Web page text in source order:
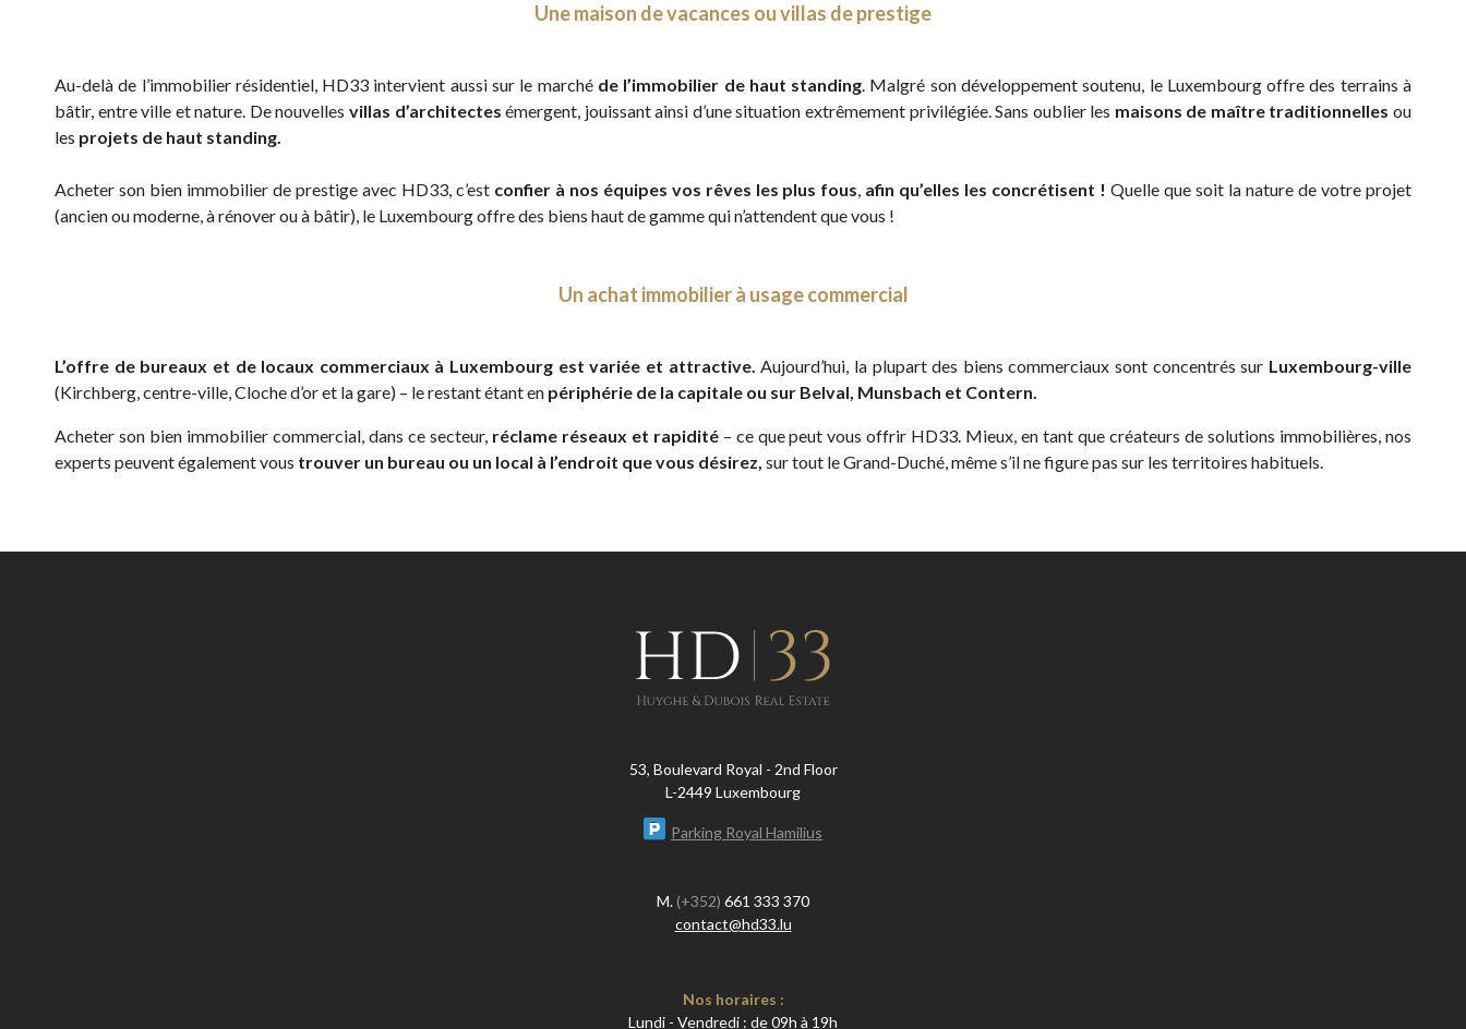
Une maison de vacances ou villas de prestige
Au-delà de l’immobilier résidentiel, HD33 intervient aussi sur le marché de l’immobilier de haut standing. Malgré son développement soutenu, le Luxembourg offre des terrains à
bâtir, entre ville et nature. De nouvelles villas d’architectes émergent, jouissant ainsi d’une situation extrêmement privilégiée. Sans oublier les maisons de maître traditionnellesou
les projets de haut standing.
Acheter son bien immobilier de prestige avec HD33, c’est confier à nos équipes vos rêves les plus fous, afin qu’elles les concrétisent ! Quelle que soit la nature de votre projet
(ancien ou moderne, à rénover ou à bâtir), le Luxembourg offre des biens haut de gamme qui n’attendent que vous !
Un achat immobilier à usage commercial
L’offre de bureaux et de locaux commerciaux à Luxembourg est variée et attractive. Aujourd’hui, la plupart des biens commerciaux sont concentrés sur Luxembourg-ville
(Kirchberg, centre-ville, Cloche d’or et la gare) – le restant étant en périphérie de la capitale ou sur Belval, Munsbach et Contern.
Acheter son bien immobilier commercial, dans ce secteur, réclame réseaux et rapidité – ce que peut vous offrir HD33. Mieux, en tant que créateurs de solutions immobilières, nos
experts peuvent également vous trouver un bureau ou un local à l’endroit que vous désirez, sur tout le Grand-Duché, même s’il ne figure pas sur les territoires habituels.
53, Boulevard Royal - 2nd Floor
L-2449 Luxembourg
Parking Royal Hamilius
M. (+352) 661 333 370
contact@hd33.lu
Nos horaires :
Lundi - Vendredi : de 09h à 19h